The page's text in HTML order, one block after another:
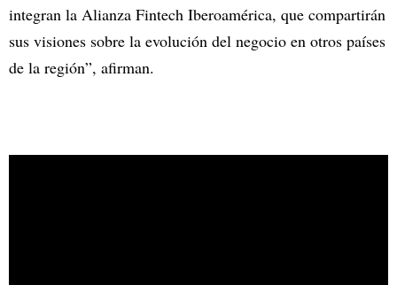
integran la Alianza Fintech Iberoamérica, que compartirán
sus visiones sobre la evolución del negocio en otros países
de la región”, afirman.